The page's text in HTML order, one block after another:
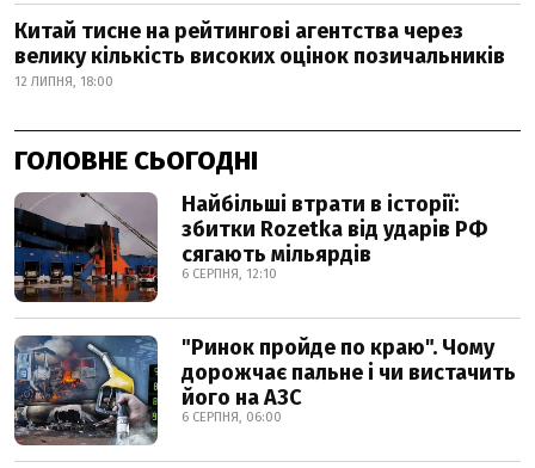
Китай тисне на рейтингові агентства через
велику кількість високих оцінок позичальників
12 ЛИПНЯ, 18:00
ГОЛОВНЕ СЬОГОДНІ
Найбільші втрати в історії:
збитки Rozetka від ударів РФ
сягають мільярдів
6 СЕРПНЯ, 12:10
"Ринок пройде по краю". Чому
дорожчає пальне і чи вистачить
його на АЗС
6 СЕРПНЯ, 06:00